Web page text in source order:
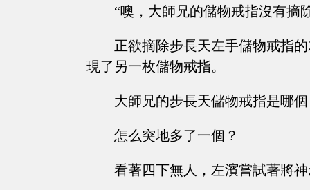
“噢，大師兄的儲物戒指沒有摘
正欲摘除步長天左手儲物戒指
現了另一枚儲物戒指。
大師兄的步長天儲物戒指是哪
怎么突地多了一個？
看著四下無人，左濱嘗試著將